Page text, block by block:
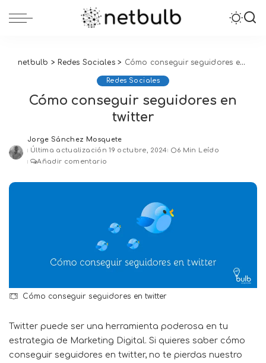
netbulb > Redes Sociales> Cómo conseguir seguidores en twitter
Redes Sociales
Cómo conseguir seguidores en
twitter
Posted
by
Jorge Sánchez Mosquete
Última actualización 19 octubre, 2024
6 Min Leído
Añadir comentario
Cómo conseguir seguidores en twitter
Twitter puede ser una herramienta poderosa en tu
estrategia de Marketing Digital. Si quieres saber cómo
conseguir seguidores en twitter, no te pierdas nuestro